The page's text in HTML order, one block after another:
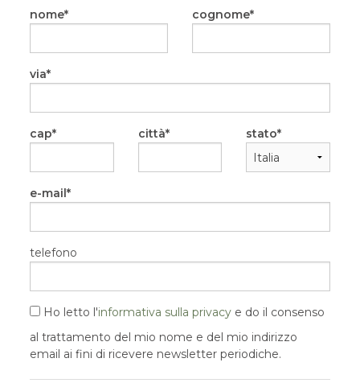
nome cognome
via
cap città stato
e-mail
telefono
Ho letto l'informativa sulla privacy e do il consenso
al trattamento del mio nome e del mio indirizzo
email ai fini di ricevere newsletter periodiche.